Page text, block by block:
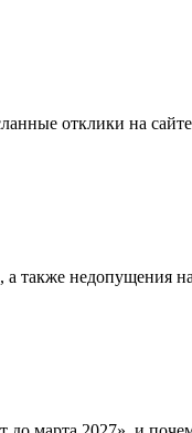
отклики на
также недопущения